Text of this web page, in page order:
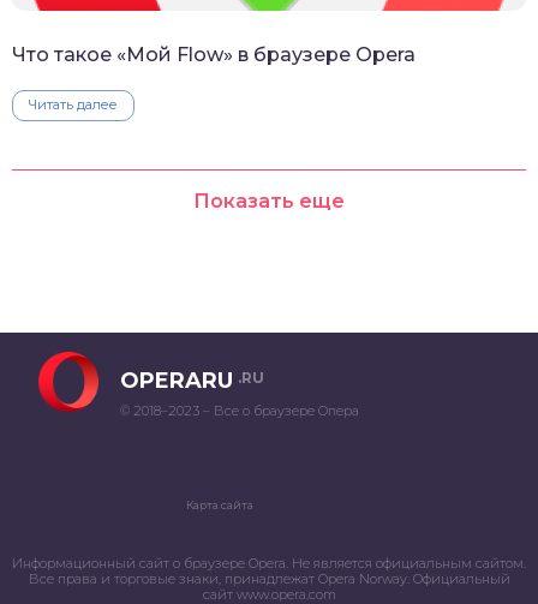
Что такое «Мой Flow» в браузере Opera
Читать далее
Показать еще
OPERARU .RU
© 2018–2023 – Все о браузере Опера
Карта сайта
Информационный сайт о браузере Opera. Не является официальным сайтом.
Все права и торговые знаки, принадлежат Opera Norway. Официальный
сайт www.opera.com